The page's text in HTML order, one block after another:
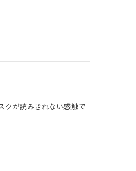
クが読みきれない感触で